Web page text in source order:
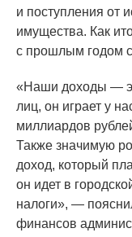
и поступления от
имущества. Как
с прошлым годом
«Наши доходы —
лиц, он играет у
миллиардов
Также значимую
доход, который
он идет в
налоги», —
финансов